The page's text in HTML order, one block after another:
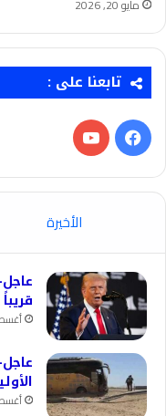
مايو 20, 2026
تابعنا على :
فيسبوك‫YouTube
الأخيرة
أغسطس
أغسطس